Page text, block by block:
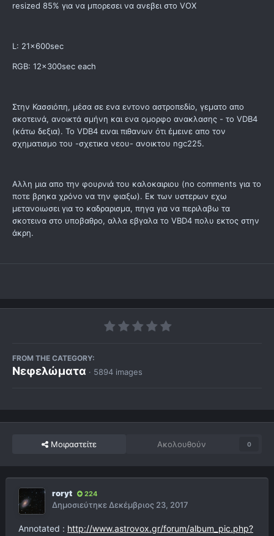
resized 85% για να μπορεσει να ανεβει στο VOX
L: 21x600sec
RGB: 12x300sec each
Στην Κασσιόπη, μέσα σε ενα εντονο αστροπεδίο, γεματο απο
σκοτεινά, ανοικτά σμήνη και ενα ομορφο ανακλασης - το VDB4
(κάτω δεξια). To VDB4 ειναι πιθανων ότι έμεινε απο τον
σχηματισμο του -σχετικα νεου- ανοικτου ngc225.
Αλλη μια απο την φουρνιά του καλοκαιριου (no comments για το
ποτε βρηκα χρόνο να την φιαξω). Εκ των υστερων εχω
μετανοιωσει για το καδραρισμα, πηγα για να περιλαβω τα
σκοτεινα στο υποβαθρο, αλλα εβγαλα το VBD4 πολυ εκτος στην
άκρη.
FROM THE CATEGORY:
Νεφελώματα · 5894 images
Μοιραστείτε Ακολουθούν 0
roryt 224
ΔημοσιεύτηκεΔεκέμβριος 23, 2017
Annotated : http://www.astrovox.gr/forum/album_pic.php?